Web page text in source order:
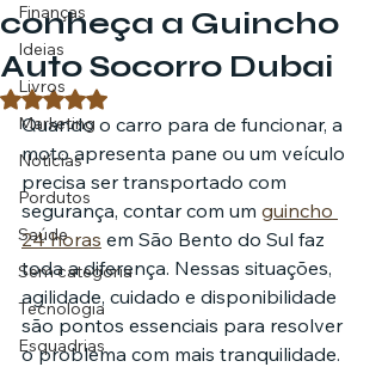
Finanças
Ideias
Livros
Marketing
Notícias
Pordutos
Saúde
Sem categoria
Tecnologia
Esquadrias
conheça a Guincho
Auto Socorro Dubai
Avaliado com NaN de 5 estrelas.
Quando o carro para de funcionar, a
moto apresenta pane ou um veículo
precisa ser transportado com
segurança, contar com um guincho
24 horas em São Bento do Sul faz
toda a diferença. Nessas situações,
agilidade, cuidado e disponibilidade
são pontos essenciais para resolver
o problema com mais tranquilidade.